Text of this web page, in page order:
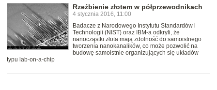
Rzeźbienie złotem w półprzewodnikach
4 stycznia 2016, 11:00
Badacze z Narodowego Instytutu Standardów i
Technologii (NIST) oraz IBM-a odkryli, że
nanocząstki złota mają zdolność do samoistnego
tworzenia nanokanalików, co może pozwolić na
budowę samoistnie organizujących się układów
typu lab-on-a-chip